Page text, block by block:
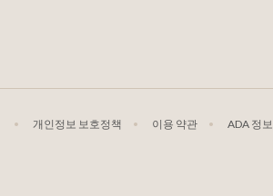
개인정보 보호정책 이용 약관 ADA 정보